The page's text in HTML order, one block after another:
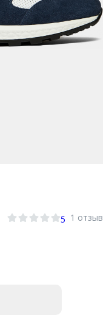
5 1 отзыв